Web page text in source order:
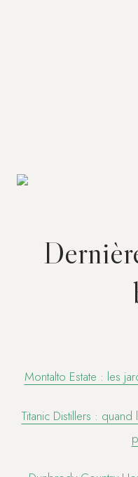
Montalto Estate : les
Titanic Distillers :